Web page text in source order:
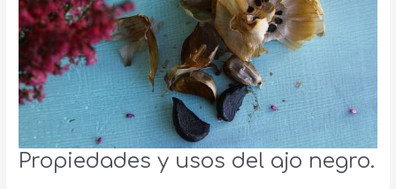
Propiedades y usos del ajo negro.